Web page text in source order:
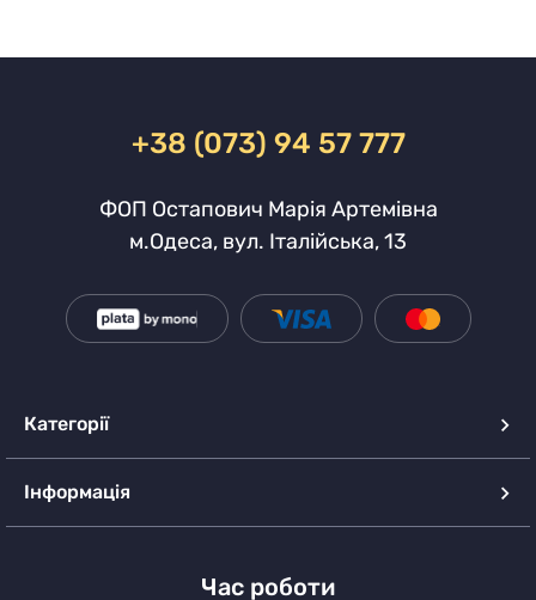
+38 (073) 94 57 777
ФОП Остапович Марія Артемівна
м.Одеса, вул. Італійська, 13
Категорії
Інформація
Час роботи